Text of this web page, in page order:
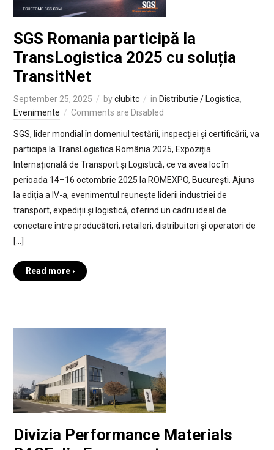
SGS Romania participă la
TransLogistica 2025 cu soluția
TransitNet
September 25, 2025 byclubitc in Distributie / Logistica,
Evenimente
Comments are Disabled
SGS, lider mondial în domeniul testării, inspecției și certificării, va
participa la TransLogistica România 2025, Expoziția
Internațională de Transport și Logistică, ce va avea loc în
perioada 14–16 octombrie 2025 la ROMEXPO, București. Ajuns
la ediția a IV-a, evenimentul reunește liderii industriei de
transport, expediții și logistică, oferind un cadru ideal de
conectare între producători, retaileri, distribuitori și operatori de
[…]
Read more ›
Divizia Performance Materials